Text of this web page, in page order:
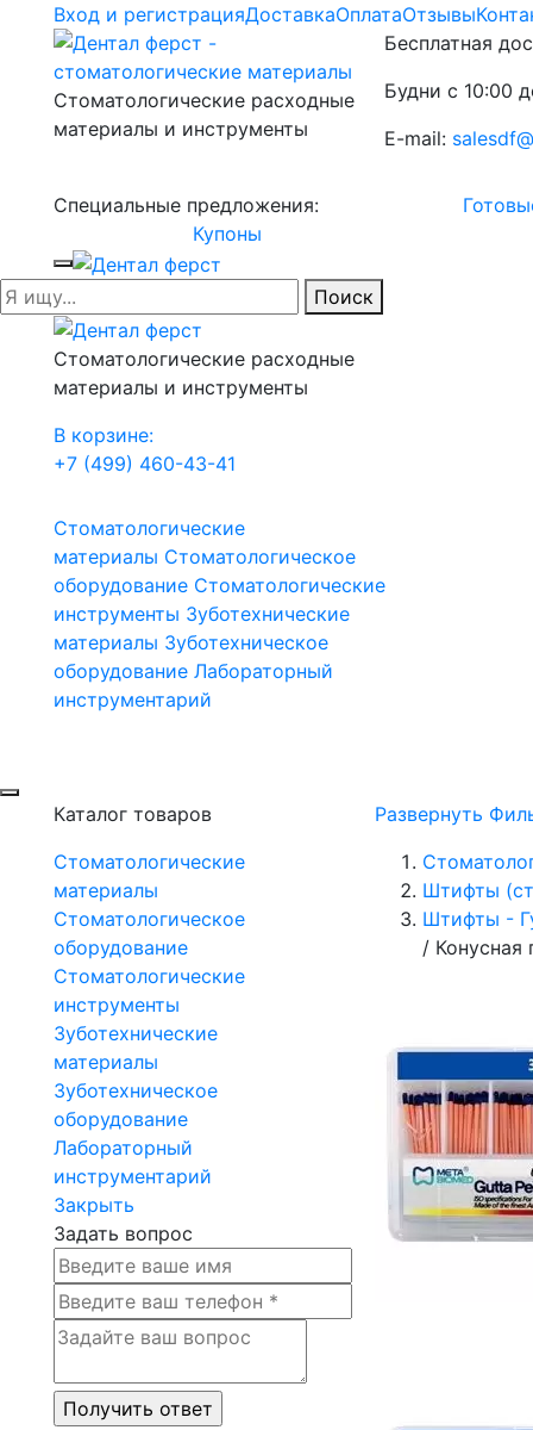
Вход и регистрацияДоставкаОплатаОтзывы
Стоматологические расходные
материалы и инструменты
Бесплатная
Будни с 10:00
E-mail:
Специальные предложения:
Купоны
Поиск
Стоматологические расходные
материалы и инструменты
В корзине:
+7 (499) 460-43-41
Стоматологические
материалы Стоматологическое
оборудование Стоматологические
инструменты Зуботехнические
материалы Зуботехническое
оборудование Лабораторный
инструментарий
Каталог товаров
Стоматологические
материалы
Стоматологическое
оборудование
Стоматологические
инструменты
Зуботехнические
материалы
Зуботехническое
оборудование
Лабораторный
инструментарий
Закрыть
Задать вопрос
Развернуть
Штифты
Штифты -
/ Конусная